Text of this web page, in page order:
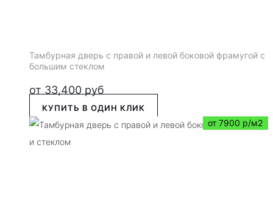
Тамбурная дверь с правой и левой боковой фрамугой с
большим стеклом
от 33,400 руб
КУПИТЬ В ОДИН КЛИК
от 7900 р/м2